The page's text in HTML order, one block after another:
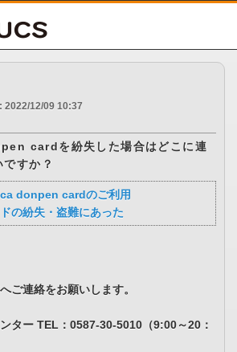
2022/12/09 10:37
cardを紛失した場合はどこに連
すか？
donpen cardのご利用
の紛失・盗難にあった
ご連絡をお願いします。
ター TEL：0587-30-5010（9:00～20：